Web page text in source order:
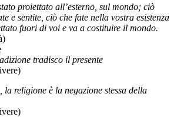
proiettato all’esterno, sul mondo; ciò
e sentite, ciò che fate nella vostra esistenza
fuori di voi e va a costituire il mondo.
tradisco il presente
la religione è la negazione stessa della